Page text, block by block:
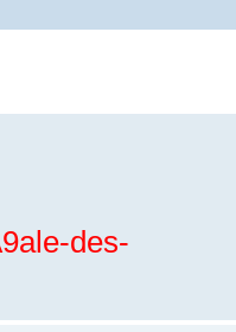
des-